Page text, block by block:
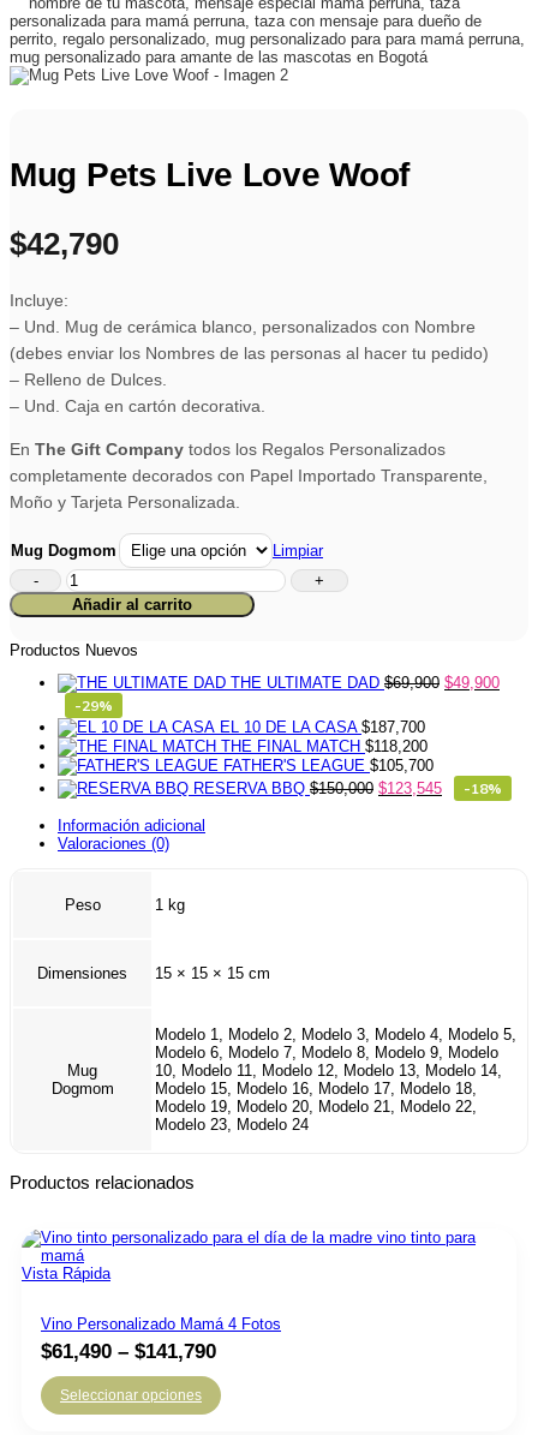
Mug Pets Live Love Woof
$42,790
Incluye:
– Und. Mug de cerámica blanco, personalizados con Nombre
(debes enviar los Nombres de las personas al hacer tu pedido)
– Relleno de Dulces.
– Und. Caja en cartón decorativa.
En The Gift Company todos los Regalos Personalizados
completamente decorados con Papel Importado Transparente,
Moño y Tarjeta Personalizada.
Mug Dogmom
Limpiar
Mug
Pets
Live
Woof
Añadir al carrito
Productos Nuevos
THE ULTIMATE DAD $69,900 $49,900
-29%
EL 10 DE LA CASA $187,700
THE FINAL MATCH $118,200
FATHER'S LEAGUE $105,700
RESERVA BBQ $150,000 $123,545 -18%
Información adicional
Valoraciones (0)
Peso 1 kg
Dimensiones 15 × 15 × 15 cm
Mug
Dogmom
Modelo 1, Modelo 2, Modelo 3, Modelo 4, Modelo 5,
Modelo 6, Modelo 7, Modelo 8, Modelo 9, Modelo
10, Modelo 11, Modelo 12, Modelo 13, Modelo 14,
Modelo 15, Modelo 16, Modelo 17, Modelo 18,
Modelo 19, Modelo 20, Modelo 21, Modelo 22,
Modelo 23, Modelo 24
Productos relacionados
Vista Rápida
Vino Personalizado Mamá 4 Fotos
$61,490 – $141,790
Seleccionar opciones